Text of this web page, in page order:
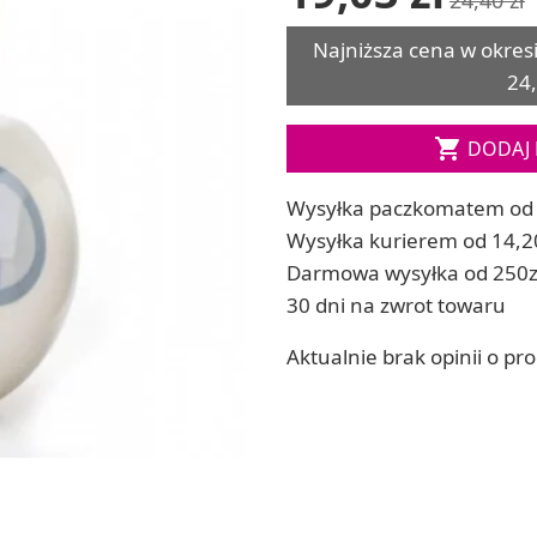
ręcznych
Zestawy do kul do kąpieli
Soda, kwasek, formy do kul do kąpieli
RZEŹBA, GLINY I ODLEWY
Tworzenie z gliny polimerowej
Modelowanie dla dzieci
Najniższa cena w
 DODAJ
Wysyłka paczkomatem od
Wysyłka kurierem od
Darmowa wysyłka od
30 dni na zwrot towaru
Aktualnie brak opinii o